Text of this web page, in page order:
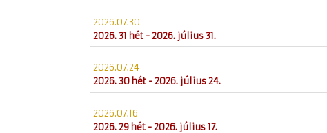
2026.07.30
2026. 31 hét - 2026. július 31.
2026.07.24
2026. 30 hét - 2026. július 24.
2026.07.16
2026. 29 hét - 2026. július 17.